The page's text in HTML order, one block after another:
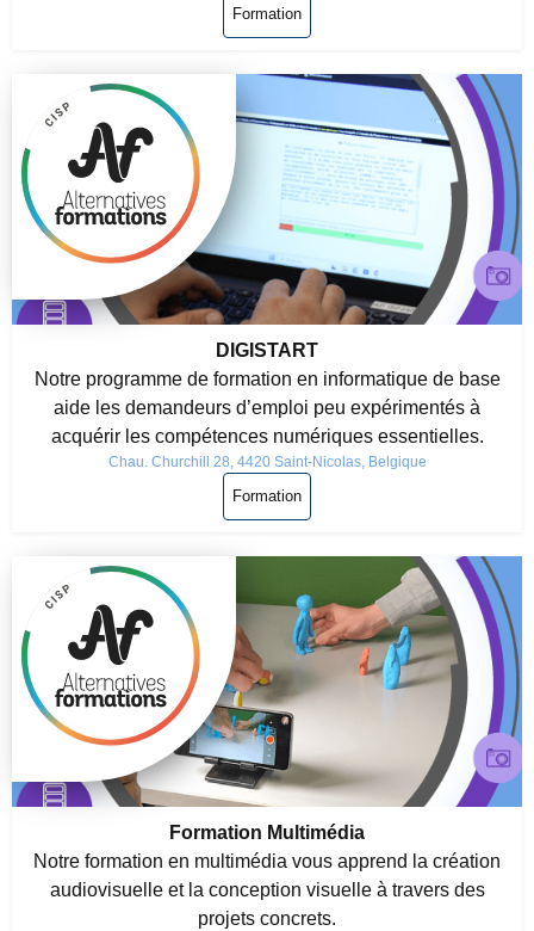
Formation
DIGISTART
Notre programme de formation en informatique de base
aide les demandeurs d’emploi peu expérimentés à
acquérir les compétences numériques essentielles.
Chau. Churchill 28, 4420 Saint-Nicolas, Belgique
Formation
Formation Multimédia
Notre formation en multimédia vous apprend la création
audiovisuelle et la conception visuelle à travers des
projets concrets.